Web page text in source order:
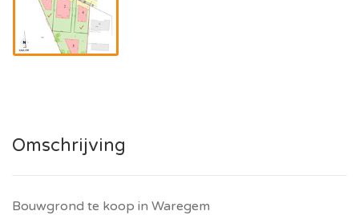
Omschrijving
Bouwgrond te koop in Waregem